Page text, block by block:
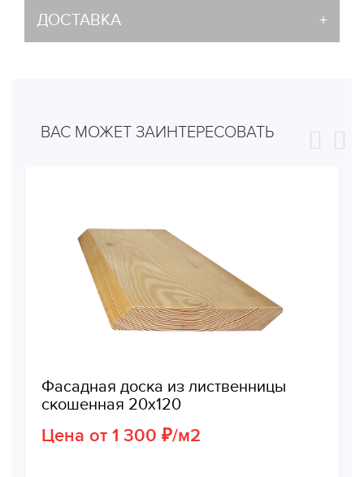
ДОСТАВКА
ВАС МОЖЕТ ЗАИНТЕРЕСОВАТЬ
Фасадная доска из лиственницы
скошенная 20х120
Цена от 1 300 ₽/м2